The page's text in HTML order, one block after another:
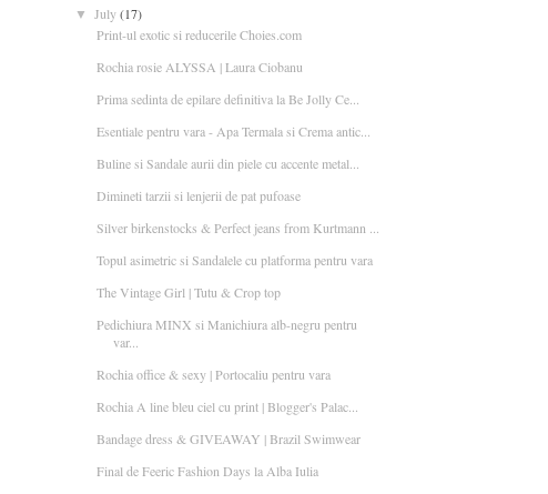
▼ July(17)
Print-ul exotic si reducerile Choies.com
Rochia rosie ALYSSA | Laura Ciobanu
Prima sedinta de epilare definitiva la Be Jolly Ce...
Esentiale pentru vara - Apa Termala si Crema antic...
Buline si Sandale aurii din piele cu accente metal...
Dimineti tarzii si lenjerii de pat pufoase
Silver birkenstocks & Perfect jeans from Kurtmann ...
Topul asimetric si Sandalele cu platforma pentru vara
The Vintage Girl | Tutu & Crop top
Pedichiura MINX si Manichiura alb-negru pentru
var...
Rochia office & sexy | Portocaliu pentru vara
Rochia A line bleu ciel cu print | Blogger's Palac...
Bandage dress & GIVEAWAY | Brazil Swimwear
Final de Feeric Fashion Days la Alba Iulia